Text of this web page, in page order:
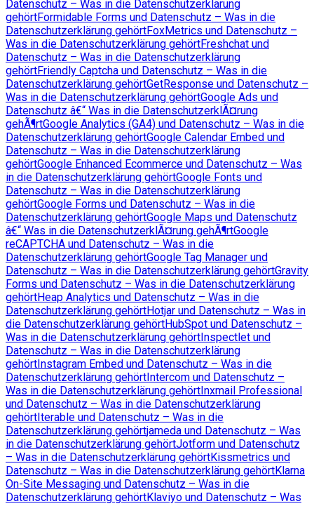
Datenschutz – Was in die Datenschutzerklärung
gehörtFormidable Forms und Datenschutz – Was in die
Datenschutzerklärung gehörtFoxMetrics und Datenschutz –
Was in die Datenschutzerklärung gehörtFreshchat und
Datenschutz – Was in die Datenschutzerklärung
gehörtFriendly Captcha und Datenschutz – Was in die
Datenschutzerklärung gehörtGetResponse und Datenschutz –
Was in die Datenschutzerklärung gehörtGoogle Ads und
Datenschutz â€“ Was in die DatenschutzerklÃ¤rung
gehÃ¶rtGoogle Analytics (GA4) und Datenschutz – Was in die
Datenschutzerklärung gehörtGoogle Calendar Embed und
Datenschutz – Was in die Datenschutzerklärung
gehörtGoogle Enhanced Ecommerce und Datenschutz – Was
in die Datenschutzerklärung gehörtGoogle Fonts und
Datenschutz – Was in die Datenschutzerklärung
gehörtGoogle Forms und Datenschutz – Was in die
Datenschutzerklärung gehörtGoogle Maps und Datenschutz
â€“ Was in die DatenschutzerklÃ¤rung gehÃ¶rtGoogle
reCAPTCHA und Datenschutz – Was in die
Datenschutzerklärung gehörtGoogle Tag Manager und
Datenschutz – Was in die Datenschutzerklärung gehörtGravity
Forms und Datenschutz – Was in die Datenschutzerklärung
gehörtHeap Analytics und Datenschutz – Was in die
Datenschutzerklärung gehörtHotjar und Datenschutz – Was in
die Datenschutzerklärung gehörtHubSpot und Datenschutz –
Was in die Datenschutzerklärung gehörtInspectlet und
Datenschutz – Was in die Datenschutzerklärung
gehörtInstagram Embed und Datenschutz – Was in die
Datenschutzerklärung gehörtIntercom und Datenschutz –
Was in die Datenschutzerklärung gehörtInxmail Professional
und Datenschutz – Was in die Datenschutzerklärung
gehörtIterable und Datenschutz – Was in die
Datenschutzerklärung gehörtjameda und Datenschutz – Was
in die Datenschutzerklärung gehörtJotform und Datenschutz
– Was in die Datenschutzerklärung gehörtKissmetrics und
Datenschutz – Was in die Datenschutzerklärung gehörtKlarna
On-Site Messaging und Datenschutz – Was in die
Datenschutzerklärung gehörtKlaviyo und Datenschutz – Was